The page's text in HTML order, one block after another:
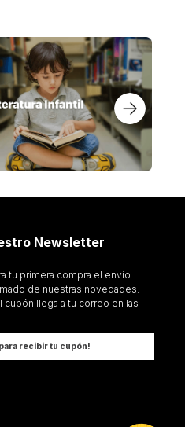
Newsletter
tu primera compra el envío
de nuestras novedades.
cupón llega a tu correo en las
recibir tu cupón!